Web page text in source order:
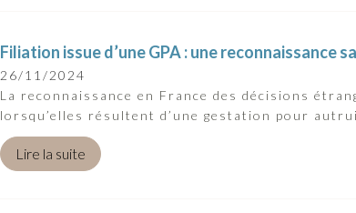
Filiation issue d’une GPA : une reconnaissance
26/11/2024
La reconnaissance en France des décisions
lorsqu’elles résultent d’une gestation pour
Lire la suite